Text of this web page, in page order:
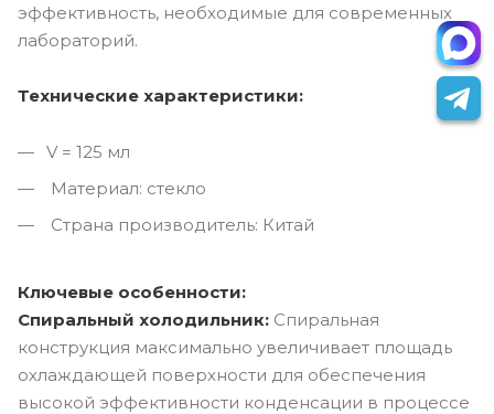
эффективность, необходимые для современных
лабораторий.
Технические характеристики:
V = 125 мл
Материал: стекло
Страна производитель: Китай
Ключевые особенности:
Спиральный холодильник: Спиральная
конструкция максимально увеличивает площадь
охлаждающей поверхности для обеспечения
высокой эффективности конденсации в процессе